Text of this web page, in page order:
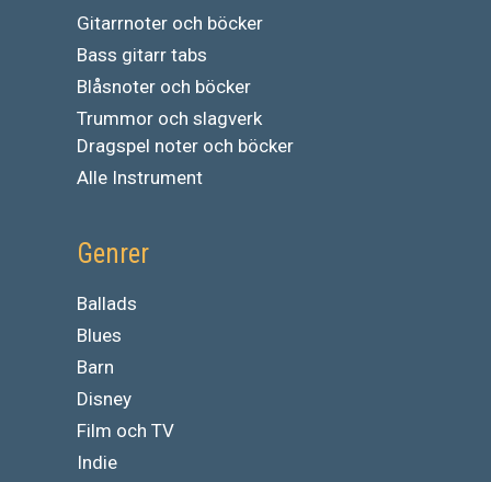
Gitarrnoter och böcker
Bass gitarr tabs
Blåsnoter och böcker
Trummor och slagverk
Dragspel noter och böcker
Alle Instrument
Genrer
Ballads
Blues
Barn
Disney
Film och TV
Indie